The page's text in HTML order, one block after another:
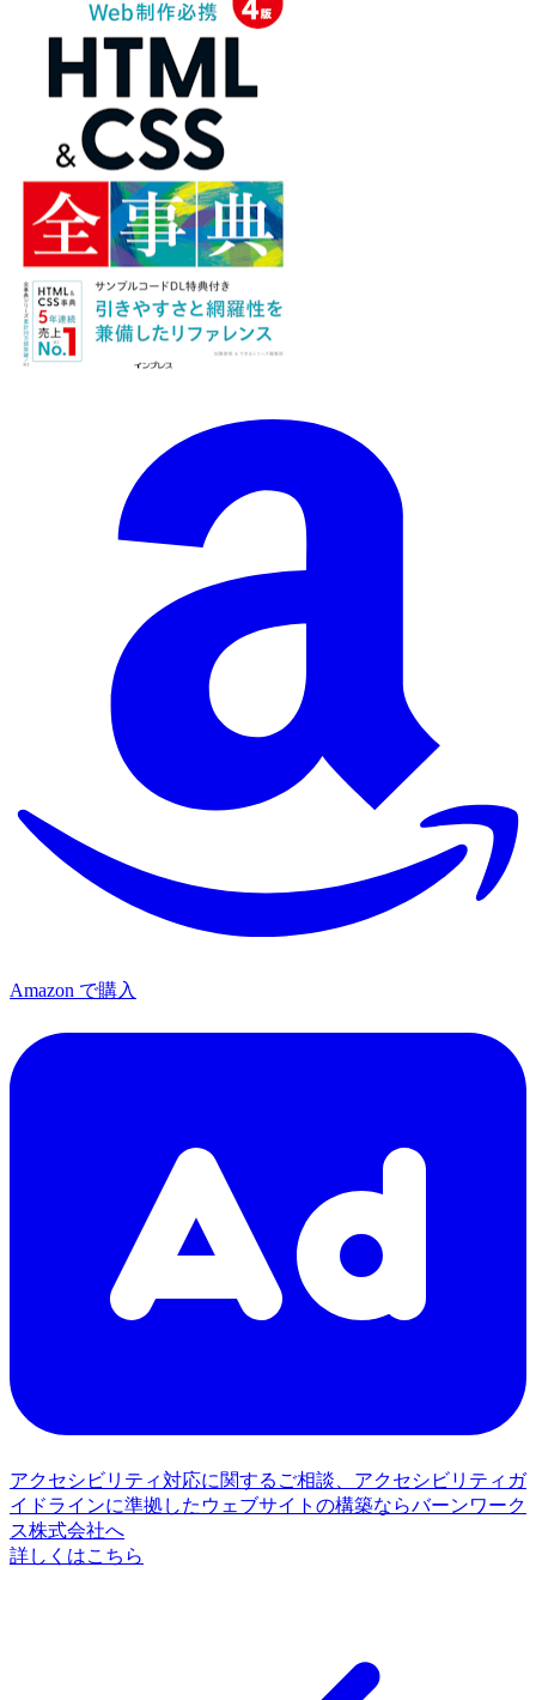
Amazon で購入
アクセシビリティ対応に関するご相談、アクセシビリティガ
イドラインに準拠したウェブサイトの構築ならバーンワーク
ス株式会社へ
詳しくはこちら